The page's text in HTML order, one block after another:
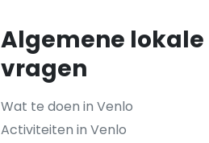
Algemene lokale
vragen
Wat te doen in Venlo
Activiteiten in Venlo